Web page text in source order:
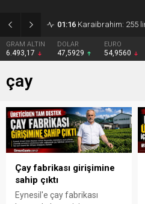
01:16 Karaibrahim: 255
DOLAR
47,5929
EURO
54,9560
çay
Çay fabrikası girişimine
sahip çıktı
Eynesil'e çay fabrikası